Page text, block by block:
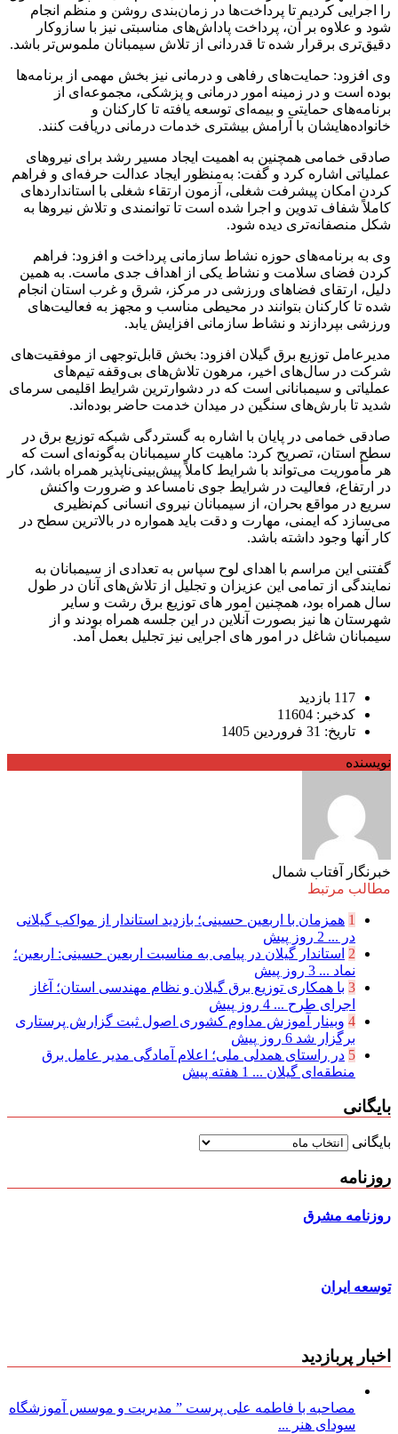
را اجرایی کردیم تا پرداخت‌ها در زمان‌بندی روشن و منظم انجام
شود و علاوه بر آن، پرداخت پاداش‌های مناسبتی نیز با سازوکار
دقیق‌تری برقرار شده تا قدردانی از تلاش سیمبانان ملموس‌تر باشد.
‌وی افزود: حمایت‌های رفاهی و درمانی نیز بخش مهمی از برنامه‌ها
بوده است و در زمینه امور درمانی و پزشکی، مجموعه‌ای از
برنامه‌های حمایتی و بیمه‌ای توسعه یافته تا کارکنان و
خانواده‌هایشان با آرامش بیشتری خدمات درمانی دریافت کنند.
‌صادقی خمامی همچنین به اهمیت ایجاد مسیر رشد برای نیروهای
عملیاتی اشاره کرد و گفت: به‌منظور ایجاد عدالت حرفه‌ای و فراهم
کردن امکان پیشرفت شغلی، آزمون ارتقاء شغلی با استانداردهای
کاملاً شفاف تدوین و اجرا شده است تا توانمندی و تلاش نیروها به
شکل منصفانه‌تری دیده شود.
‌وی به برنامه‌های حوزه نشاط سازمانی پرداخت و افزود: فراهم
کردن فضای سلامت و نشاط یکی از اهداف جدی ماست. به همین
دلیل، ارتقای فضاهای ورزشی در مرکز، شرق و غرب استان انجام
شده تا کارکنان بتوانند در محیطی مناسب و مجهز به فعالیت‌های
ورزشی بپردازند و نشاط سازمانی افزایش یابد.
‌مدیرعامل توزیع برق گیلان افزود: بخش قابل‌توجهی از موفقیت‌های
شرکت در سال‌های اخیر، مرهون تلاش‌های بی‌وقفه تیم‌های
عملیاتی و سیمبانانی است که در دشوارترین شرایط اقلیمی سرمای
شدید تا بارش‌های سنگین در میدان خدمت حاضر بوده‌اند.
‌صادقی خمامی در پایان با اشاره به گستردگی شبکه توزیع برق در
سطح استان، تصریح کرد: ماهیت کار سیمبانان به‌گونه‌ای است که
هر مأموریت می‌تواند با شرایط کاملاً پیش‌بینی‌ناپذیر همراه باشد، کار
در ارتفاع، فعالیت در شرایط جوی نامساعد و ضرورت واکنش
سریع در مواقع بحران، از سیمبانان نیروی انسانی کم‌نظیری
می‌سازد که ایمنی، مهارت و دقت باید همواره در بالاترین سطح در
کار آنها وجود داشته باشد.
گفتنی این مراسم با اهدای لوح سپاس به تعدادی از سیمبانان به
نمایندگی از تمامی این عزیزان و تجلیل از تلاش‌های آنان در طول
سال همراه بود، همچنین امور های توزیع برق رشت و سایر
شهرستان ها نیز بصورت آنلاین در این جلسه همراه بودند و از
سیمبانان شاغل در امور های اجرایی نیز تجلیل بعمل آمد.
117 بازدید
کدخبر: 11604
تاریخ: 31 فروردین 1405
نویسنده
خبرنگار آفتاب شمال
مطالب مرتبط
1 همزمان با اربعین حسینی؛ بازدید استاندار از مواکب گیلانی
در ... 2 روز پیش
2 استاندار گیلان در پیامی به مناسبت اربعین حسینی: اربعین؛
نماد ... 3 روز پیش
3 با همکاری توزیع برق گیلان و نظام مهندسی استان؛ آغاز
اجرای طرح ... 4 روز پیش
4 وبینار آموزش مداوم کشوری اصول ثبت گزارش پرستاری
برگزار شد 6 روز پیش
5 در راستای همدلی ملی؛ اعلام آمادگی مدیر عامل برق
منطقه‌ای گیلان ... 1 هفته پیش
بایگانی
بایگانی
روزنامه
روزنامه مشرق
توسعه ایران
اخبار پربازدید
مصاحبه با فاطمه علی پرست ” مدیریت و موسس آموزشگاه
سودای هنر ...